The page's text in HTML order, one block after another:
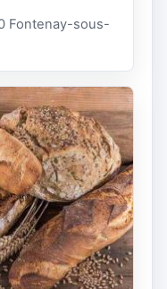
Fontenay-sous-